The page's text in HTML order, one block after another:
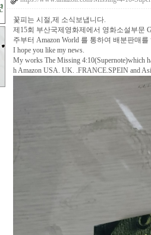
꽃피는 시절,제 소식보냅니다.
제15회 부산국제영화제에서 영화소설부문
주부터 Amazon World 를 통하여 배분판매
I hope you like my news.
My works The Missing 4:10(Supernote)which
h Amazon USA. UK. .FRANCE.SPEIN and